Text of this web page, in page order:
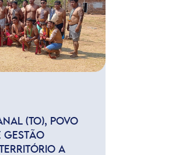
(TO), POVO
GESTÃO
A